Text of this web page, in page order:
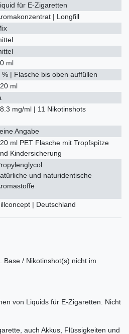
für E-Zigaretten
| Longfill
ml
% | Flasche bis oben auffüllen
ml
mg/ml | 11 Nikotinshots
Angabe
ml PET Flasche mit Tropfspitze
Kindersicherung
und naturidentische
| Deutschland
Base / Nikotinshot(s) nicht im
von Liquids für E-Zigaretten. Nicht
auch Akkus, Flüssigkeiten und